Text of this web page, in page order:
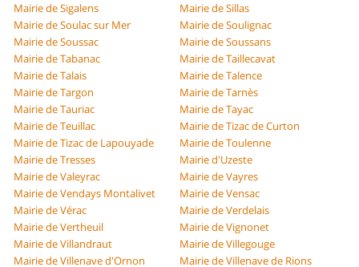
Mairie de Sigalens
Mairie de Sillas
Mairie de Soulac sur Mer
Mairie de Soulignac
Mairie de Soussac
Mairie de Soussans
Mairie de Tabanac
Mairie de Taillecavat
Mairie de Talais
Mairie de Talence
Mairie de Targon
Mairie de Tarnès
Mairie de Tauriac
Mairie de Tayac
Mairie de Teuillac
Mairie de Tizac de Curton
Mairie de Tizac de Lapouyade
Mairie de Toulenne
Mairie de Tresses
Mairie d'Uzeste
Mairie de Valeyrac
Mairie de Vayres
Mairie de Vendays Montalivet
Mairie de Vensac
Mairie de Vérac
Mairie de Verdelais
Mairie de Vertheuil
Mairie de Vignonet
Mairie de Villandraut
Mairie de Villegouge
Mairie de Villenave d'Ornon
Mairie de Villenave de Rions